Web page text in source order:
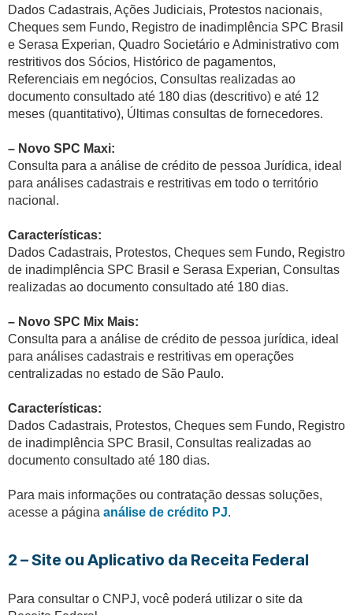
Dados Cadastrais, Ações Judiciais, Protestos nacionais,
Cheques sem Fundo, Registro de inadimplência SPC Brasil
e Serasa Experian, Quadro Societário e Administrativo com
restritivos dos Sócios, Histórico de pagamentos,
Referenciais em negócios, Consultas realizadas ao
documento consultado até 180 dias (descritivo) e até 12
meses (quantitativo), Últimas consultas de fornecedores.
– Novo SPC Maxi:
Consulta para a análise de crédito de pessoa Jurídica, ideal
para análises cadastrais e restritivas em todo o território
nacional.
Características:
Dados Cadastrais, Protestos, Cheques sem Fundo, Registro
de inadimplência SPC Brasil e Serasa Experian, Consultas
realizadas ao documento consultado até 180 dias.
– Novo SPC Mix Mais:
Consulta para a análise de crédito de pessoa jurídica, ideal
para análises cadastrais e restritivas em operações
centralizadas no estado de São Paulo.
Características:
Dados Cadastrais, Protestos, Cheques sem Fundo, Registro
de inadimplência SPC Brasil, Consultas realizadas ao
documento consultado até 180 dias.
Para mais informações ou contratação dessas soluções,
acesse a página análise de crédito PJ.
2 – Site ou Aplicativo da Receita Federal
Para consultar o CNPJ, você poderá utilizar o site da